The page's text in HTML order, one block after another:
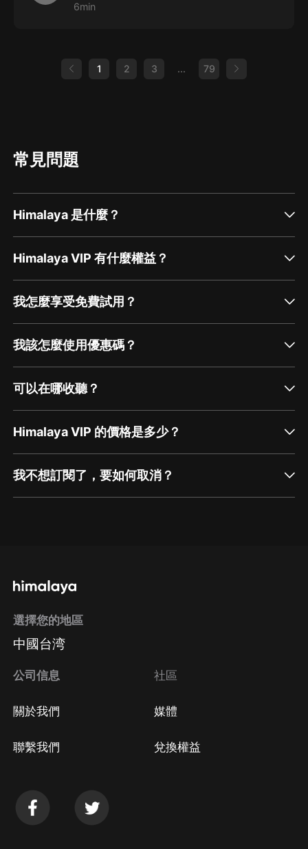
6min
1 2 3 ... 79
常見問題
Himalaya 是什麼？
Himalaya VIP 有什麼權益？
我怎麼享受免費試用？
我該怎麼使用優惠碼？
可以在哪收聽？
Himalaya VIP 的價格是多少？
我不想訂閱了，要如何取消？
方法 Google Play取消訂閱方法
選擇您的地區
中國台湾
公司信息
關於我們
聯繫我們
社區
媒體
兌換權益